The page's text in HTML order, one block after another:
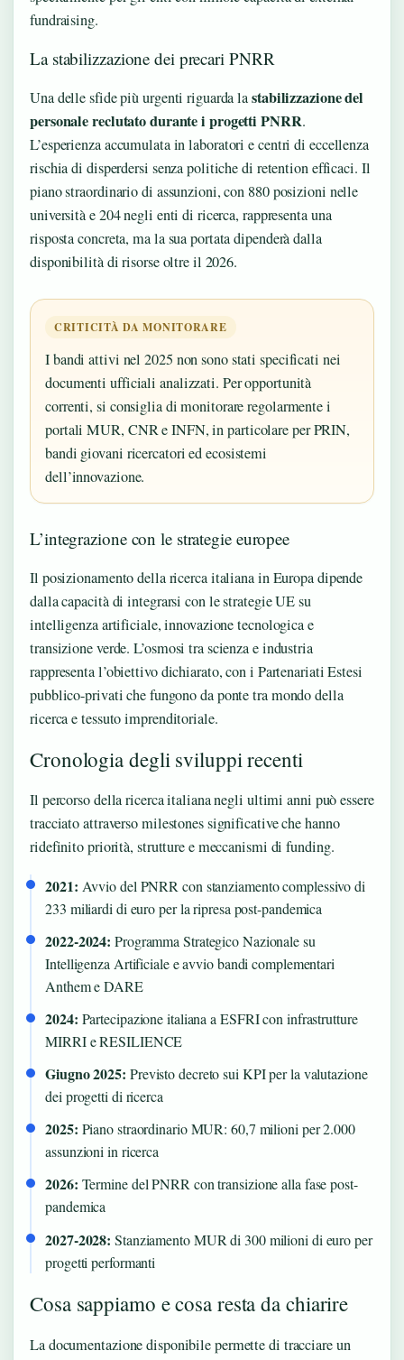
fundraising.
La stabilizzazione dei precari PNRR
Una delle sfide più urgenti riguarda lastabilizzazione del
personale reclutato durante i progetti PNRR.
L’esperienza accumulata in laboratori e centri di eccellenza
rischia di disperdersi senza politiche di retention efficaci. Il
piano straordinario di assunzioni, con 880 posizioni nelle
università e 204 negli enti di ricerca, rappresenta una
risposta concreta, ma la sua portata dipenderà dalla
disponibilità di risorse oltre il 2026.
CRITICITÀ DA MONITORARE
I bandi attivi nel 2025 non sono stati specificati nei
documenti ufficiali analizzati. Per opportunità
correnti, si consiglia di monitorare regolarmente i
portali MUR, CNR e INFN, in particolare per PRIN,
bandi giovani ricercatori ed ecosistemi
dell’innovazione.
L’integrazione con le strategie europee
Il posizionamento della ricerca italiana in Europa dipende
dalla capacità di integrarsi con le strategie UE su
intelligenza artificiale, innovazione tecnologica e
transizione verde. L’osmosi tra scienza e industria
rappresenta l’obiettivo dichiarato, con i Partenariati Estesi
pubblico-privati che fungono da ponte tra mondo della
ricerca e tessuto imprenditoriale.
Cronologia degli sviluppi recenti
Il percorso della ricerca italiana negli ultimi anni può essere
tracciato attraverso milestones significative che hanno
ridefinito priorità, strutture e meccanismi di funding.
2021: Avvio del PNRR con stanziamento complessivo di
233 miliardi di euro per la ripresa post-pandemica
2022-2024: Programma Strategico Nazionale su
Intelligenza Artificiale e avvio bandi complementari
Anthem e DARE
2024: Partecipazione italiana a ESFRI con infrastrutture
MIRRI e RESILIENCE
Giugno 2025: Previsto decreto sui KPI per la valutazione
dei progetti di ricerca
2025: Piano straordinario MUR: 60,7 milioni per 2.000
assunzioni in ricerca
2026: Termine del PNRR con transizione alla fase post-
pandemica
2027-2028: Stanziamento MUR di 300 milioni di euro per
progetti performanti
Cosa sappiamo e cosa resta da chiarire
La documentazione disponibile permette di tracciare un